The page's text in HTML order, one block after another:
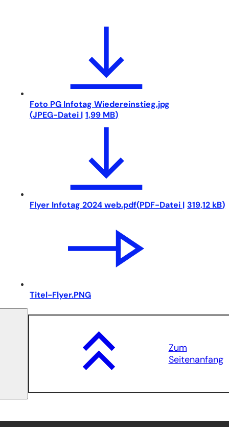
Foto PG Infotag Wiedereinstieg.jpg
JPEG-Datei 1,99 MB
Flyer Infotag 2024 web.pdf PDF-Datei 319,12 kB
Titel-Flyer.PNG
Zum
Seitenanfang